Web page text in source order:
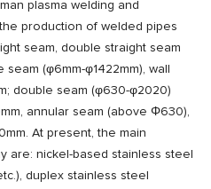
plasma welding and
production of welded pipes
seam, double straight seam
(φ6mm-φ1422mm), wall
double seam (φ630-φ2020)
annular seam (above Φ630),
At present, the main
are: nickel-based stainless steel
duplex stainless steel